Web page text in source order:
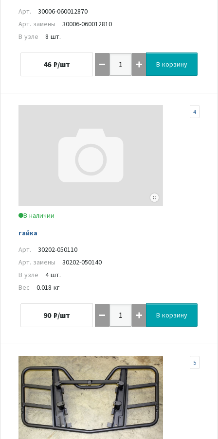
Арт.
30006-060012870
Арт. замены
30006-060012810
В узле
8 шт.
46 ₽/шт В корзину
В наличии
гайка
4
Арт.
30202-050110
Арт. замены
30202-050140
В узле
4 шт.
Вес
0.018 кг
90 ₽/шт В корзину
5